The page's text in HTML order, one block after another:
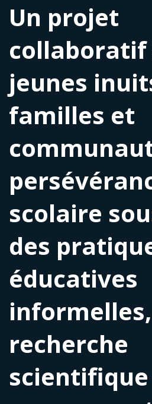
Un projet
collaboratif
jeunes
familles et
scolaire
des
éducatives
recherche
scientifique